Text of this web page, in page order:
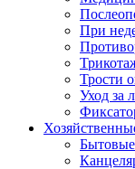
При
Трости
Уход за